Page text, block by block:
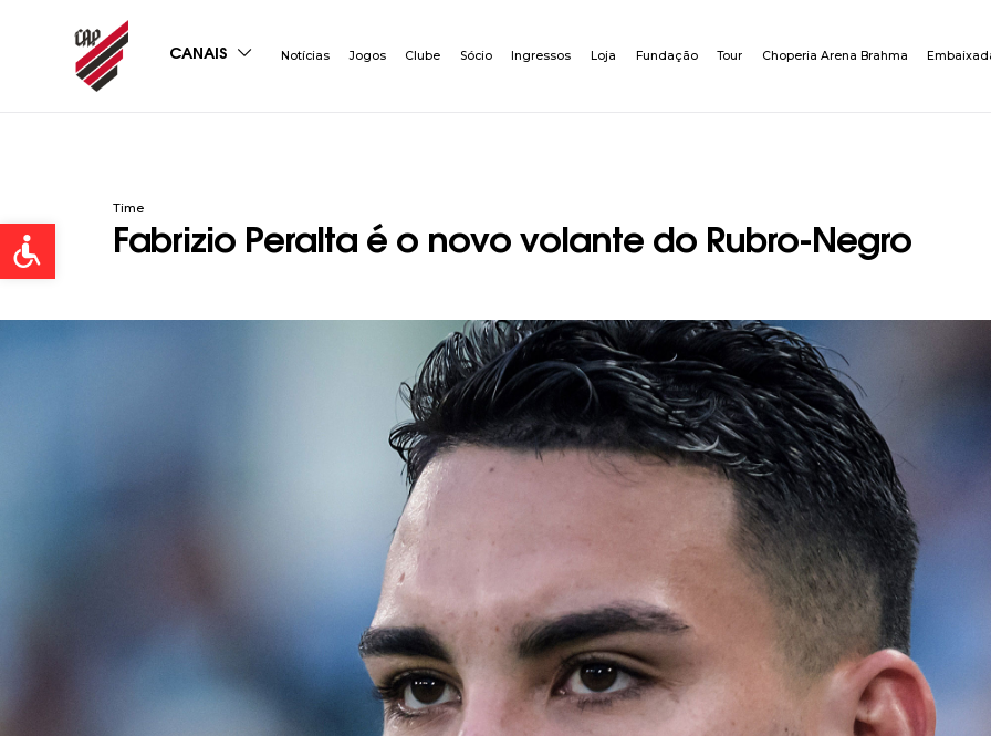
Open toolbar
CANAIS Notícias Jogos Clube Sócio Ingressos Loja Fundação Tour Choperia Arena Brahma
Time
Fabrizio Peralta é o novo volante do Rubro-Negro